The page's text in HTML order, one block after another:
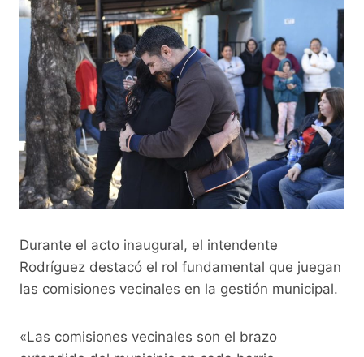
Durante el acto inaugural, el intendente
Rodríguez destacó el rol fundamental que juegan
las comisiones vecinales en la gestión municipal.
«Las comisiones vecinales son el brazo